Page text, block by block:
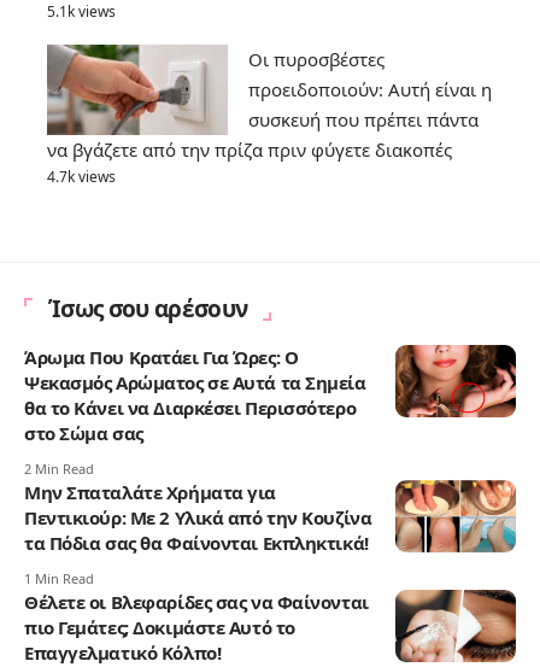
5.1k views
Οι πυροσβέστες
προειδοποιούν: Αυτή είναι η
συσκευή που πρέπει πάντα
να βγάζετε από την πρίζα πριν φύγετε διακοπές
4.7k views
Ίσως σου αρέσουν
Άρωμα Που Κρατάει Για Ώρες: Ο
Ψεκασμός Αρώματος σε Αυτά τα Σημεία
θα το Κάνει να Διαρκέσει Περισσότερο
στο Σώμα σας
2 Min Read
Μην Σπαταλάτε Χρήματα για
Πεντικιούρ: Με 2 Υλικά από την Κουζίνα
τα Πόδια σας θα Φαίνονται Εκπληκτικά!
1 Min Read
Θέλετε οι Βλεφαρίδες σας να Φαίνονται
πιο Γεμάτες; Δοκιμάστε Αυτό το
Επαγγελματικό Κόλπο!